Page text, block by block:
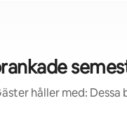
håller med: